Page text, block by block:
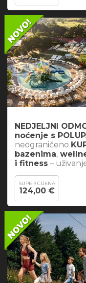
NEDJELJNI
noćenje s
neograničeno
bazenima,
i fitness –
SUPER CIJENA
124,00 €